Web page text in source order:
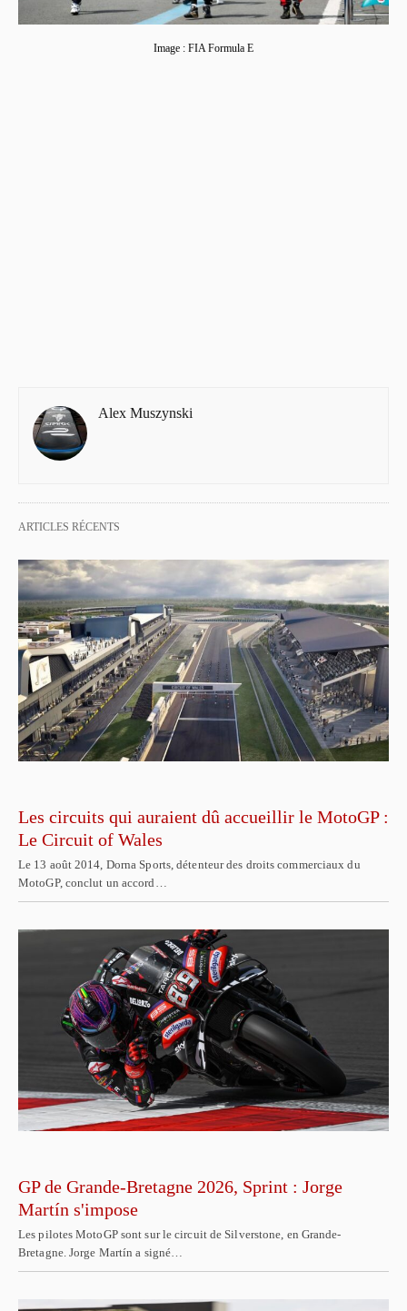
Image : FIA Formula E
Alex Muszynski
ARTICLES RÉCENTS
Les circuits qui auraient dû accueillir le MotoGP :
Le Circuit of Wales
Le 13 août 2014, Dorna Sports, détenteur des droits commerciaux du
MotoGP, conclut un accord…
GP de Grande-Bretagne 2026, Sprint : Jorge
Martín s'impose
Les pilotes MotoGP sont sur le circuit de Silverstone, en Grande-
Bretagne. Jorge Martín a signé…